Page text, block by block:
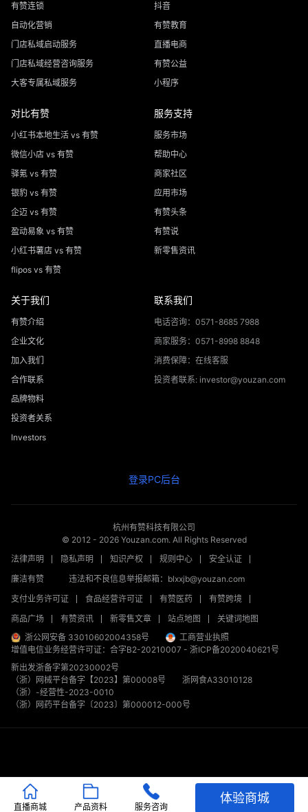
有赞连锁
自动化营销
门店私域启动服务
门店私域经营咨询服务
大客专属私域服务
抖音
有赞教育
直播电商
有赞公益
小程序
对比有赞
小红书本地生活 vs 有赞
微信小店 vs 有赞
驿氪 vs 有赞
银豹 vs 有赞
企迈 vs 有赞
盈动易象 vs 有赞
小红书薯店 vs 有赞
flipos vs 有赞
服务支持
服务市场
帮助中心
商家社区
应用市场
有赞头条
有赞说
新零售资讯
关于我们
有赞介绍
企业文化
加入我们
合作联系
品牌物料
投资者关系
Investors
联系我们
电话咨询：0571-8685 7988
商家服务：0571-8998 8848
消费保障：在线客服
投资者联系: investor@youzan.com
登录PC后台
杭州有赞科技有限公司
© 2012 - 2026Youzan.com. All Rights Reserved
法律声明
隐私声明 知识产权 规则中心
安全认证
廉洁有赞
违法和不良信息举报邮箱：blxxjb@youzan.com
支付业务许可证
食品经营许可证 有赞医药
有赞跨境
商品广场
有赞资讯 新零售文章 站点地图
关键词地图
浙公网安备 33010602004358号
工商营业执照
增值电信业务经营许可证：合字B2-20210007 - 浙ICP备2020040621号
新出发浙备字第20230002号
（浙）网械平台备字【2023】第00008号
浙网食A33010128
（浙）-经营性-2023-0010
（浙）网药平台备字〔2023〕第000012-000号
直播商城 产品资料 服务咨询
体验商城